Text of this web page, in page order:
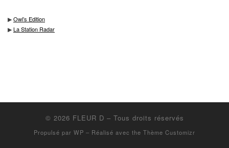
▶︎Owl’s Edition
▶︎La Station Radar
© 2026 FLEUR D – Tous droits réservés
Propulsé par WP – Réalisé avec the Thème Customizr